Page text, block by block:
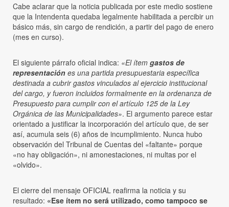
Cabe aclarar que la noticia publicada por este medio sostiene
que la Intendenta quedaba legalmente habilitada a percibir un
básico más, sin cargo de rendición, a partir del pago de enero
(mes en curso).
El siguiente párrafo oficial indica: «El ítem gastos de
representación es una partida presupuestaria específica
destinada a cubrir gastos vinculados al ejercicio institucional
del cargo, y fueron incluidos formalmente en la ordenanza de
Presupuesto para cumplir con el artículo 125 de la Ley
Orgánica de las Municipalidades». El argumento parece estar
orientado a justificar la incorporación del artículo que, de ser
así, acumula seis (6) años de incumplimiento. Nunca hubo
observación del Tribunal de Cuentas del «faltante» porque
«no hay obligación», ni amonestaciones, ni multas por el
«olvido».
El cierre del mensaje OFICIAL reafirma la noticia y su
resultado: «Ese ítem no será utilizado, como tampoco se